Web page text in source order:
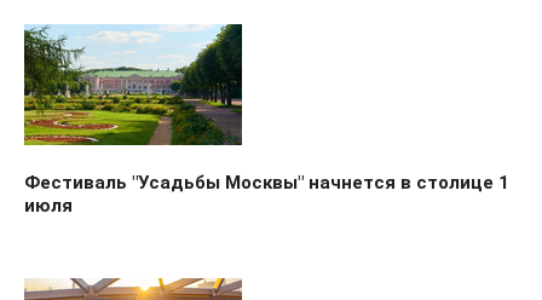
Фестиваль "Усадьбы Москвы" начнется в столице 1
июля